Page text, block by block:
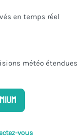
en temps réel
météo étendues
vous